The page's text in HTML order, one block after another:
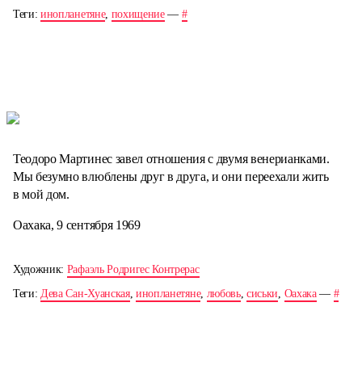
Теги:инопланетяне, похищение— #
Теодоро Мартинес завел отношения с двумя венерианками.
Мы безумно влюблены друг в друга, и они переехали жить
в мой дом.
Оахака, 9 сентября 1969
Художник: Рафаэль Родригес Контрерас
Теги:Дева Сан-Хуанская,инопланетяне, любовь,сиськи, Оахака— #